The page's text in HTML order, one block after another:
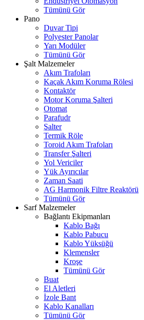
Tümünü Gör
Pano
Duvar Tipi
Polyester Panolar
Yarı Modüler
Tümünü Gör
Şalt Malzemeler
Akım Trafoları
Kaçak Akım Koruma Rölesi
Kontaktör
Motor Koruma Şalteri
Otomat
Parafudr
Şalter
Termik Röle
Toroid Akım Trafoları
Transfer Şalteri
Yol Vericiler
Yük Ayırıcılar
Zaman Saati
AG Harmonik Filtre Reaktörü
Tümünü Gör
Sarf Malzemeler
Bağlantı Ekipmanları
Kablo Bağı
Kablo Pabucu
Kablo Yüksüğü
Klemensler
Kroşe
Tümünü Gör
Buat
El Aletleri
İzole Bant
Kablo Kanalları
Tümünü Gör